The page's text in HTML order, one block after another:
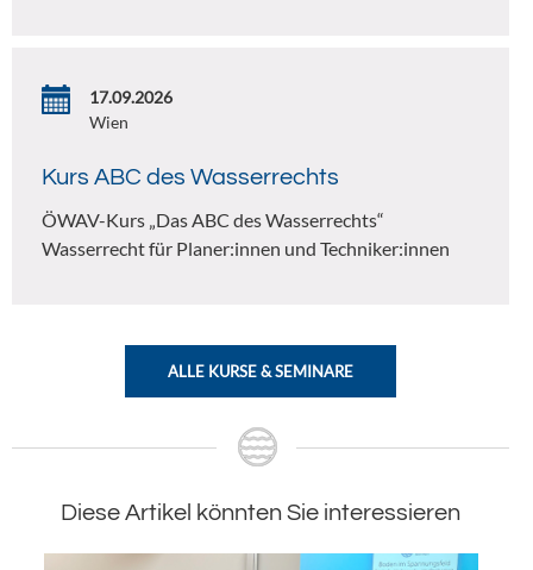
17.09.2026
Wien
Kurs ABC des Wasserrechts
ÖWAV-Kurs „Das ABC des Wasserrechts“
Wasserrecht für Planer:innen und Techniker:innen
ALLE KURSE & SEMINARE
Diese Artikel könnten Sie interessieren